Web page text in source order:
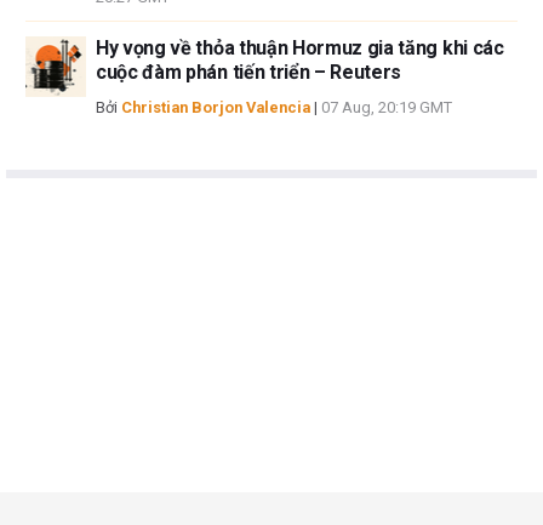
Hy vọng về thỏa thuận Hormuz gia tăng khi các
cuộc đàm phán tiến triển – Reuters
Bởi Christian Borjon Valencia | 07 Aug, 20:19 GMT